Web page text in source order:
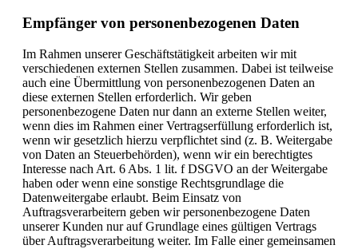
Empfänger von personenbezogenen Daten
Im Rahmen unserer Geschäftstätigkeit arbeiten wir mit
verschiedenen externen Stellen zusammen. Dabei ist teilweise
auch eine Übermittlung von personenbezogenen Daten an
diese externen Stellen erforderlich. Wir geben
personenbezogene Daten nur dann an externe Stellen weiter,
wenn dies im Rahmen einer Vertragserfüllung erforderlich ist,
wenn wir gesetzlich hierzu verpflichtet sind (z. B. Weitergabe
von Daten an Steuerbehörden), wenn wir ein berechtigtes
Interesse nach Art. 6 Abs. 1 lit. f DSGVO an der Weitergabe
haben oder wenn eine sonstige Rechtsgrundlage die
Datenweitergabe erlaubt. Beim Einsatz von
Auftragsverarbeitern geben wir personenbezogene Daten
unserer Kunden nur auf Grundlage eines gültigen Vertrags
über Auftragsverarbeitung weiter. Im Falle einer gemeinsamen